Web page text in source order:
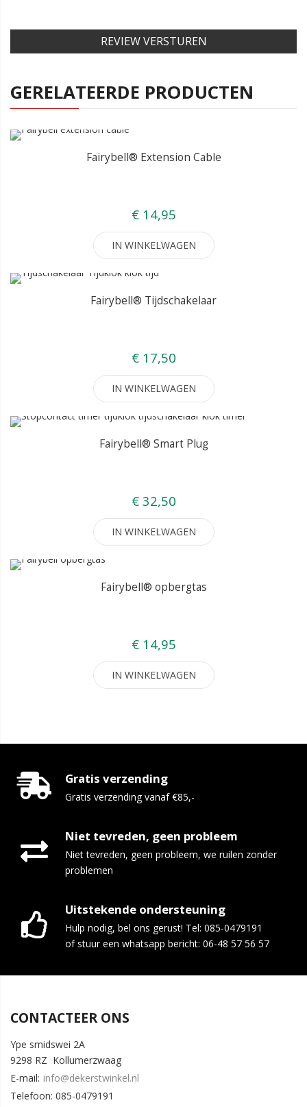
REVIEW VERSTUREN
GERELATEERDE PRODUCTEN
Fairybell® Extension Cable
€ 14,95
IN WINKELWAGEN
Fairybell® Tijdschakelaar
€ 17,50
IN WINKELWAGEN
Fairybell® Smart Plug
€ 32,50
IN WINKELWAGEN
Fairybell® opbergtas
€ 14,95
IN WINKELWAGEN
Gratis verzending
Gratis verzending vanaf €85,-
Niet tevreden, geen probleem
Niet tevreden, geen probleem, we ruilen zonder
problemen
Uitstekende ondersteuning
Hulp nodig, bel ons gerust! Tel: 085-0479191
of stuur een whatsapp bericht: 06-48 57 56 57
CONTACTEER ONS
Ype smidswei 2A
9298 RZ Kollumerzwaag
E-mail: info@dekerstwinkel.nl
Telefoon: 085-0479191